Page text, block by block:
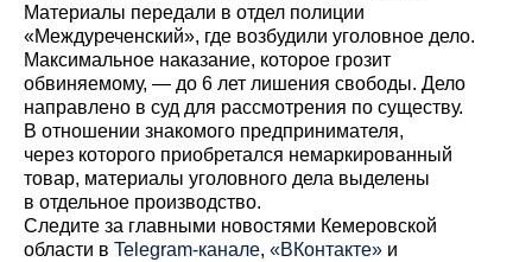
Материалы передали в отдел полиции
«Междуреченский», где возбудили уголовное дело.
Максимальное наказание, которое грозит
обвиняемому, — до 6 лет лишения свободы. Дело
направлено в суд для рассмотрения по существу.
В отношении знакомого предпринимателя,
через которого приобретался немаркированный
товар, материалы уголовного дела выделены
в отдельное производство.
Cледите за главными новостями Кемеровской
области в Telegram-канале, «ВКонтакте» и